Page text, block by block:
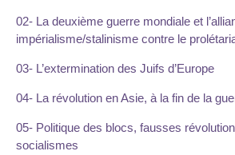
02- La deuxième guerre mondiale et
impérialisme/stalinisme contre le
03- L’extermination des Juifs d’Europe
04- La révolution en Asie, à la fin de la
05- Politique des blocs, fausses
socialismes